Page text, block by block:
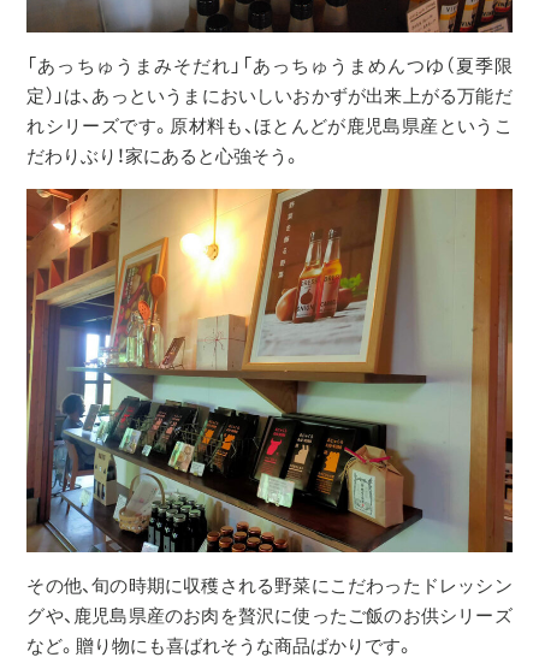
「あっちゅうまみそだれ」「あっちゅうまめんつゆ（夏季限
定）」は、あっというまにおいしいおかずが出来上がる万能だ
れシリーズです。原材料も、ほとんどが鹿児島県産というこ
だわりぶり！家にあると心強そう。
その他、旬の時期に収穫される野菜にこだわったドレッシン
グや、鹿児島県産のお肉を贅沢に使ったご飯のお供シリーズ
など。贈り物にも喜ばれそうな商品ばかりです。